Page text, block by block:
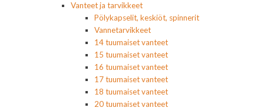
Vanteet ja tarvikkeet
Pölykapselit, keskiöt, spinnerit
Vannetarvikkeet
14 tuumaiset vanteet
15 tuumaiset vanteet
16 tuumaiset vanteet
17 tuumaiset vanteet
18 tuumaiset vanteet
20 tuumaiset vanteet